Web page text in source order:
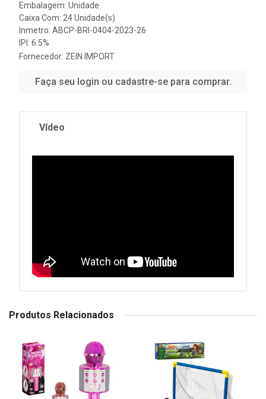
Embalagem: Unidade
Caixa Com: 24 Unidade(s)
Inmetro: ABCP-BRI-0404-2023-26
IPI: 6.5%
Fornecedor: ZEIN IMPORT
Faça seu login ou cadastre-se para comprar.
Vídeo
Produtos Relacionados